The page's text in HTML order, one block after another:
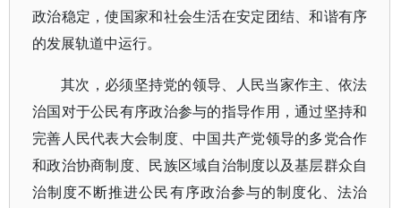
政治稳定，使国家和社会生活在安定团结、和谐有序
的发展轨道中运行。
其次，必须坚持党的领导、人民当家作主、依法
治国对于公民有序政治参与的指导作用，通过坚持和
完善人民代表大会制度、中国共产党领导的多党合作
和政治协商制度、民族区域自治制度以及基层群众自
治制度不断推进公民有序政治参与的制度化、法治